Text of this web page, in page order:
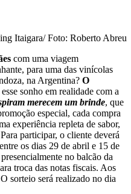
Itaigara/ Foto: Roberto Abreu
com uma viagem
para uma das vinícolas
na Argentina? O
sonho em realidade com a
merecem um brinde, que
especial, cada compra
experiência repleta de sabor,
participar, o cliente deverá
os dias 29 de abril e 15 de
no balcão da
troca das notas fiscais. Aos
sorteio será realizado no dia